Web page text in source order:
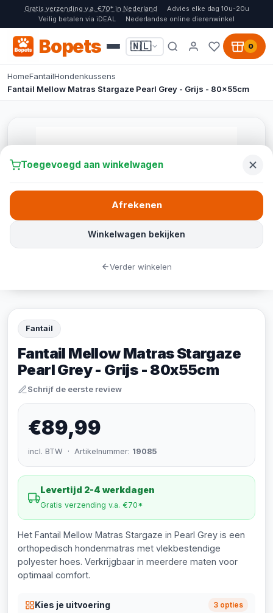
Gratis verzending v.a. €70* in Nederland
Advies elke dag 10u-20u
Veilig betalen via iDEAL
Nederlandse online dierenwinkel
Bopets 🇳🇱 0
HomeFantailHondenkussens
Fantail Mellow Matras Stargaze Pearl Grey - Grijs - 80x55cm
Fantail
Fantail Mellow Matras Stargaze
Pearl Grey - Grijs - 80x55cm
Schrijf de eerste review
€89,99
incl. BTW · Artikelnummer: 19085
Levertijd 2-4 werkdagen
Gratis verzending v.a. €70*
Het Fantail Mellow Matras Stargaze in Pearl Grey is een
orthopedisch hondenmatras met vlekbestendige
polyester hoes. Verkrijgbaar in meerdere maten voor
optimaal comfort.
Kies je uitvoering 3 opties
Toegevoegd aan winkelwagen
Winkelwagen bekijken
Afrekenen
Verder winkelen